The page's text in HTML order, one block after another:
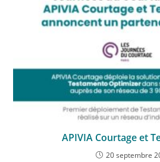
APIVIA Courtage et
20 septembre